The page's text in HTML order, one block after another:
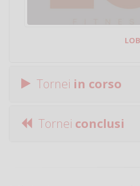
LOB
Tornei in corso
Tornei conclusi